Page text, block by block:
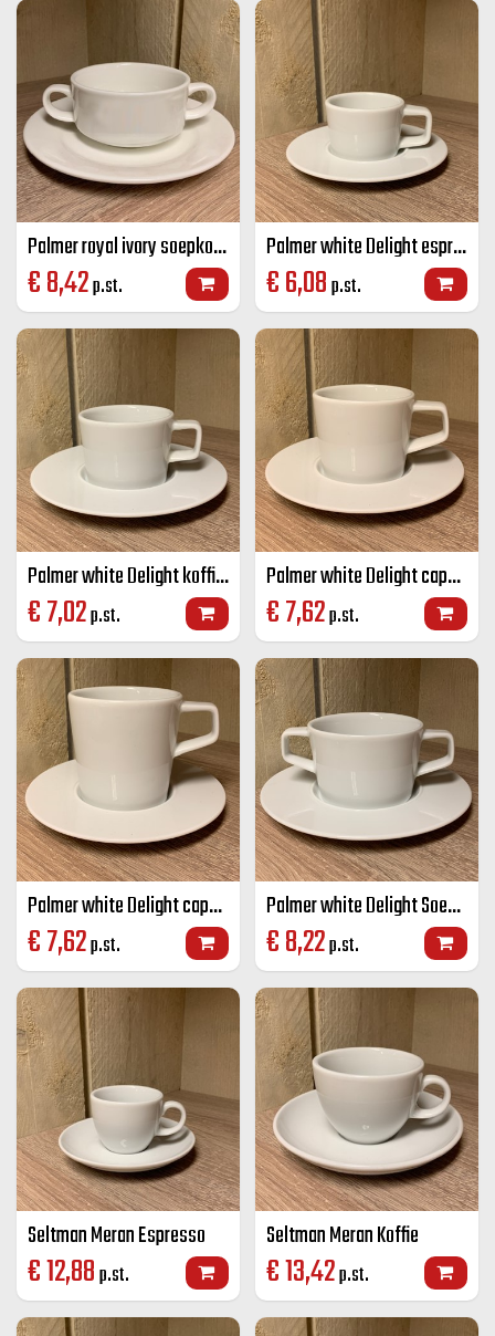
Palmer royal ivory soepkop ivoor 21,5 cl
€8,42p.st.
Palmer white Delight espresso K+S wit 7 cl
€6,08p.st.
Palmer white Delight koffie K+S wit 15 cl
€7,02p.st.
Palmer white Delight cappuccino K+S wit 18 cl
€7,62p.st.
Palmer white Delight cappuccino groot K+S wit 25 cl
€7,62p.st.
Palmer white Delight Soepkop + schotel
€8,22p.st.
Seltman Meran Espresso
€12,88p.st.
Seltman Meran Koffie
€13,42p.st.